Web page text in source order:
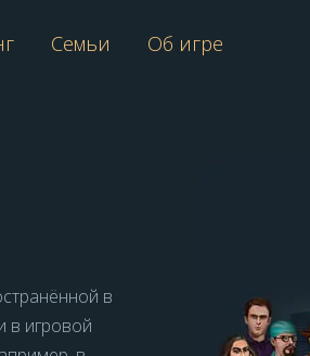
Семьи Об игре
в
в игровой